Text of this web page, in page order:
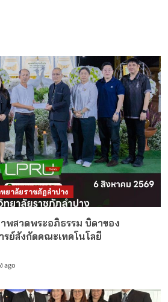
ยาลัยราชภัฏลำปาง
พสวดพระอภิธรรม บิดาของ
รย์สังกัดคณะเทคโนโลยี
ago